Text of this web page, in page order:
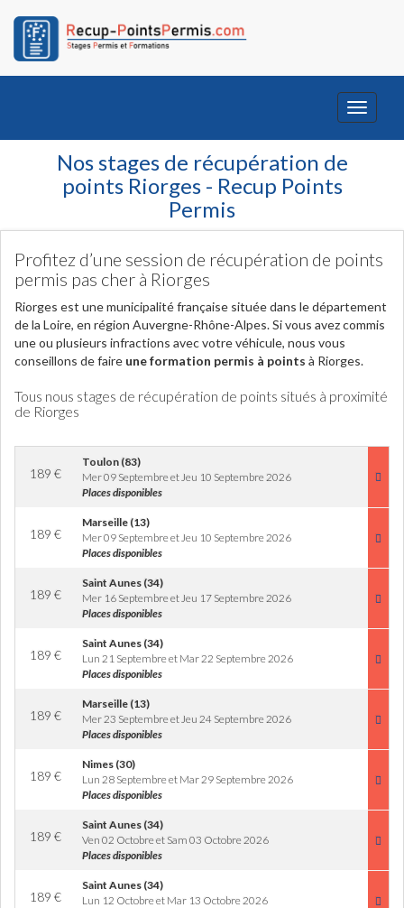
Toggle
Nos stages de récupération de
points Riorges - Recup Points
Permis
Profitez d’une session de récupération de points
permis pas cher à Riorges
Riorges est une municipalité française située dans le département
de la Loire, en région Auvergne-Rhône-Alpes. Si vous avez commis
une ou plusieurs infractions avec votre véhicule, nous vous
conseillons de faire une formation permis à points à Riorges.
Tous nous stages de récupération de points situés à proximité
de Riorges
189 €
Toulon (83)
Mer 09 Septembre et Jeu 10 Septembre 2026
Places disponibles
189 €
Marseille (13)
Mer 09 Septembre et Jeu 10 Septembre 2026
Places disponibles
189 €
Saint Aunes (34)
Mer 16 Septembre et Jeu 17 Septembre 2026
Places disponibles
189 €
Saint Aunes (34)
Lun 21 Septembre et Mar 22 Septembre 2026
Places disponibles
189 €
Marseille (13)
Mer 23 Septembre et Jeu 24 Septembre 2026
Places disponibles
189 €
Nimes (30)
Lun 28 Septembre et Mar 29 Septembre 2026
Places disponibles
189 €
Saint Aunes (34)
Ven 02 Octobre et Sam 03 Octobre 2026
Places disponibles
189 €
Saint Aunes (34)
Lun 12 Octobre et Mar 13 Octobre 2026